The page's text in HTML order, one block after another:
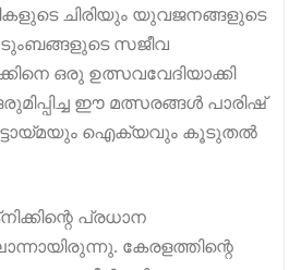
ചിരിയും യുവജനങ്ങളുടെ
സജീവ
ഒരു ഉത്സവവേദിയാക്കി
ഈ മത്സരങ്ങൾ പാരിഷ്
ഐക്യവും കൂടുതൽ
പ്രധാന
കേരളത്തിന്റെ